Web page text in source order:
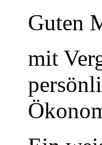
Guten
mit